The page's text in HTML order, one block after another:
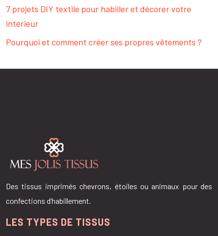
7 projets DIY textile pour habiller et décorer votre
intérieur
Pourquoi et comment créer ses propres vêtements ?
Des tissus imprimés chevrons, étoiles ou animaux pour des
confections d’habillement.
LES TYPES DE TISSUS